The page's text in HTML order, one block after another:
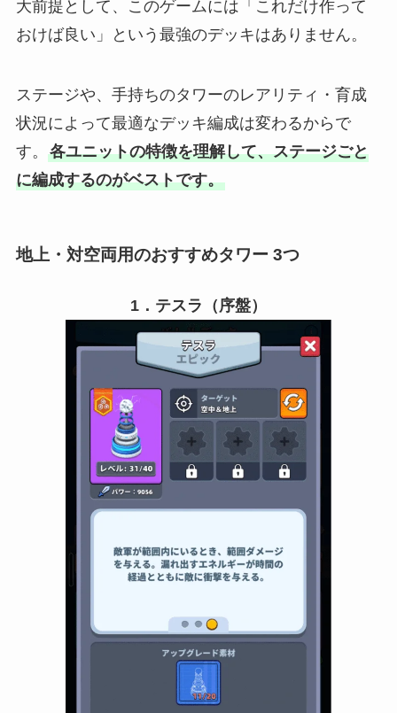
大前提として、このゲームには「これだけ作って
おけば良い」という最強のデッキはありません。
ステージや、手持ちのタワーのレアリティ・育成
状況によって最適なデッキ編成は変わるからで
す。 各ユニットの特徴を理解して、ステージごと
に編成するのがベストです。
地上・対空両用のおすすめタワー 3つ
1．テスラ（序盤）